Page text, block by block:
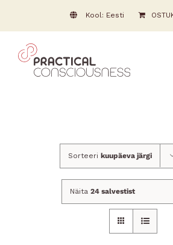
to
content
Kool: Eesti
Sorteeri kuupäeva järgi
Näita 24 salvestist